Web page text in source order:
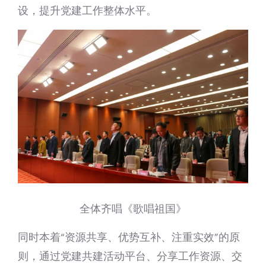
设，提升党建工作整体水平。
全体齐唱《歌唱祖国》
同时本着“资源共享、优势互补、注重实效”的原
则，通过党建共建活动平台、分享工作资源、交